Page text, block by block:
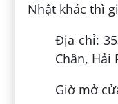
Nhật khác thì
Địa chỉ:
Chân, Hải
Giờ mở